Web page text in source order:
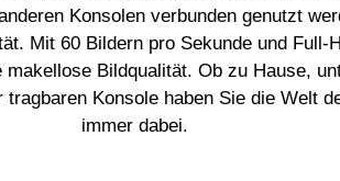
Konsolen verbunden genutzt
Mit 60 Bildern pro Sekunde und Full-
makellose Bildqualität. Ob zu Hause,
Konsole haben Sie die Welt
immer dabei.